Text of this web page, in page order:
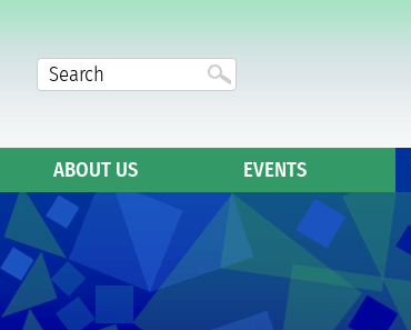
ABOUT US EVENTS